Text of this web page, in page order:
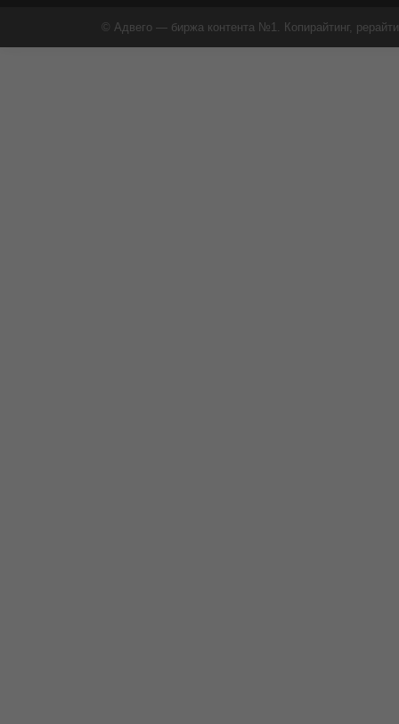
© Адвего — биржа контента №1. Копирайтинг,